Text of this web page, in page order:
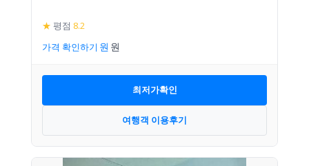
★ 평점 8.2
가격 확인하기
최저가확인
여행객 이용후기